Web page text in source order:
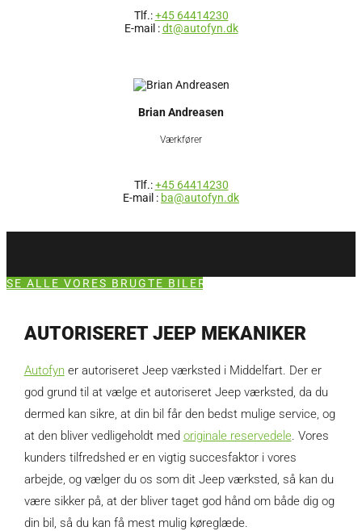
Tlf.:+45 64414230
E-mail : dt@autofyn.dk
Brian Andreasen
Værkfører
Tlf.:+45 64414230
E-mail : ba@autofyn.dk
SE ALLE VORES BRUGTE BILER
AUTORISERET JEEP MEKANIKER
Autofyner autoriseret Jeep værksted i Middelfart. Der er
god grund til at vælge et autoriseret Jeep værksted, da du
dermed kan sikre, at din bil får den bedst mulige service, og
at den bliver vedligeholdt med originale reservedele. Vores
kunders tilfredshed er en vigtig succesfaktor i vores
arbejde, og vælger du os som dit Jeep værksted, så kan du
være sikker på, at der bliver taget god hånd om både dig og
din bil, så du kan få mest mulig køreglæde.